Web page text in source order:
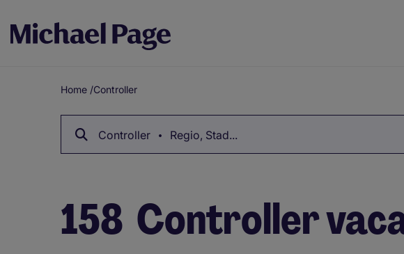
Breadcrumb
Home /Controller
Controller Regio, Stad...
158 Controller